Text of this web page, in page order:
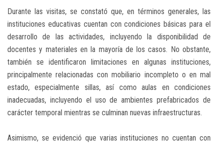
Durante las visitas, se constató que, en términos generales, las
instituciones educativas cuentan con condiciones básicas para el
desarrollo de las actividades, incluyendo la disponibilidad de
docentes y materiales en la mayoría de los casos. No obstante,
también se identificaron limitaciones en algunas instituciones,
principalmente relacionadas con mobiliario incompleto o en mal
estado, especialmente sillas, así como aulas en condiciones
inadecuadas, incluyendo el uso de ambientes prefabricados de
carácter temporal mientras se culminan nuevas infraestructuras.
Asimismo, se evidenció que varias instituciones no cuentan con